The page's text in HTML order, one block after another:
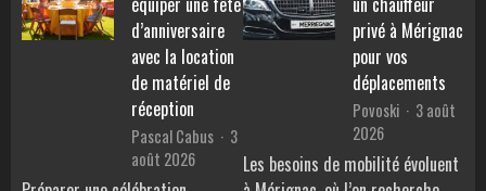
d’anniversaire
avec la location
de matériel de
réception
Pascal Cabus
3
août 2026
privé à Mérignac
pour vos
déplacements
Povoski
3 août
2026
Les besoins de mobilité évoluent